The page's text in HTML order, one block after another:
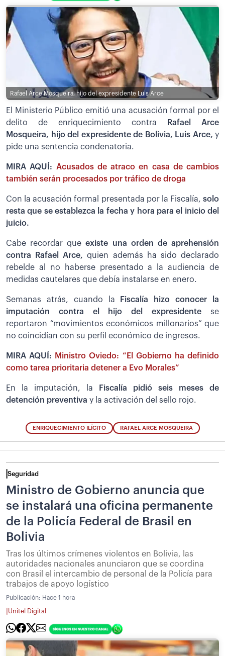
Rafael Arce Mosqueira, hijo del expresidente Luis Arce
El Ministerio Público emitió una acusación formal por el
delito de enriquecimiento contra Rafael Arce
Mosqueira, hijo del expresidente de Bolivia, Luis Arce, y
pide una sentencia condenatoria.
MIRA AQUÍ: Acusados de atraco en casa de cambios
también serán procesados por tráfico de droga
Con la acusación formal presentada por la Fiscalía, solo
resta que se establezca la fecha y hora para el inicio del
juicio.
Cabe recordar queexiste una orden de aprehensión
contra Rafael Arce,quien además ha sido declarado
rebelde al no haberse presentado a la audiencia de
medidas cautelares que debía instalarse en enero.
Semanas atrás, cuando la
Fiscalía hizo conocer la
imputación contra el hijo del expresidente se
reportaron “movimientos económicos millonarios” que
no coincidían con su perfil económico de ingresos.
MIRA AQUÍ:
Ministro Oviedo: “El Gobierno ha definido
como tarea prioritaria detener a Evo Morales”
En la imputación, la
Fiscalía pidió seis meses de
detención preventiva y la activación del sello rojo.
ENRIQUECIMIENTO ILÍCITO RAFAEL ARCE MOSQUEIRA
Seguridad
Ministro de Gobierno anuncia que
se instalará una oficina permanente
de la Policía Federal de Brasil en
Bolivia
Tras los últimos crímenes violentos en Bolivia, las
autoridades nacionales anunciaron que se coordina
con Brasil el intercambio de personal de la Policía para
trabajos de apoyo logístico
Publicación: Hace 1 hora
Unitel Digital